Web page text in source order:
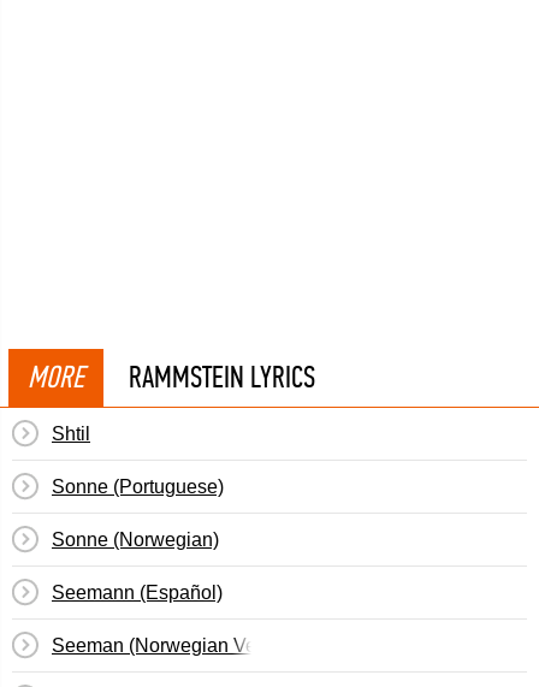
MORE RAMMSTEIN LYRICS
Shtil
Sonne (Portuguese)
Sonne (Norwegian)
Seemann (Español)
Seeman (Norwegian Version)